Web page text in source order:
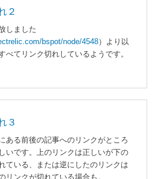
２
しました
bspot/node/4548）より以
べてリンク切れしているようです。
３
ある前後の記事へのリンクがところ
いです。上のリンクは正しいが下の
ている、または逆にしたのリンクは
リンクが切れている場合も。